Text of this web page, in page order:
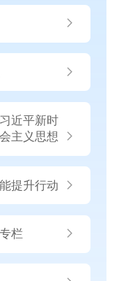
近平新时
主义思想
提升行动
栏